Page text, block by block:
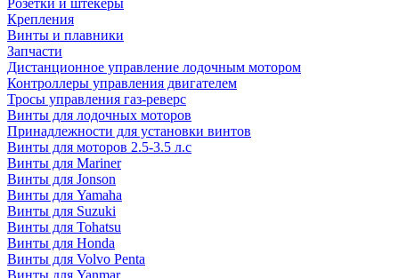
Розетки и штекеры
Крепления
Винты и плавники
Запчасти
Дистанционное управление лодочным мотором
Контроллеры управления двигателем
Тросы управления газ-реверс
Винты для лодочных моторов
Принадлежности для установки винтов
Винты для моторов 2.5-3.5 л.с
Винты для Mariner
Винты для Jonson
Винты для Yamaha
Винты для Suzuki
Винты для Tohatsu
Винты для Honda
Винты для Volvo Penta
Винты для Yanmar